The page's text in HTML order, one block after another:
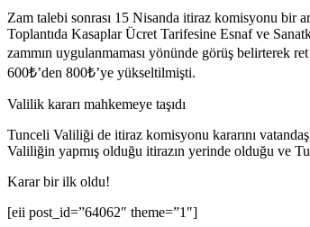
Zam talebi sonrası 15 Nisanda itiraz komisyonu bir
Toplantıda Kasaplar Ücret Tarifesine Esnaf ve
zammın uygulanmaması yönünde görüş belirterek
600₺’den 800₺’ye yükseltilmişti.
Valilik kararı mahkemeye taşıdı
Tunceli Valiliği de itiraz komisyonu kararını
Valiliğin yapmış olduğu itirazın yerinde olduğu ve
Karar bir ilk oldu!
[eii post_id=”64062″ theme=”1″]